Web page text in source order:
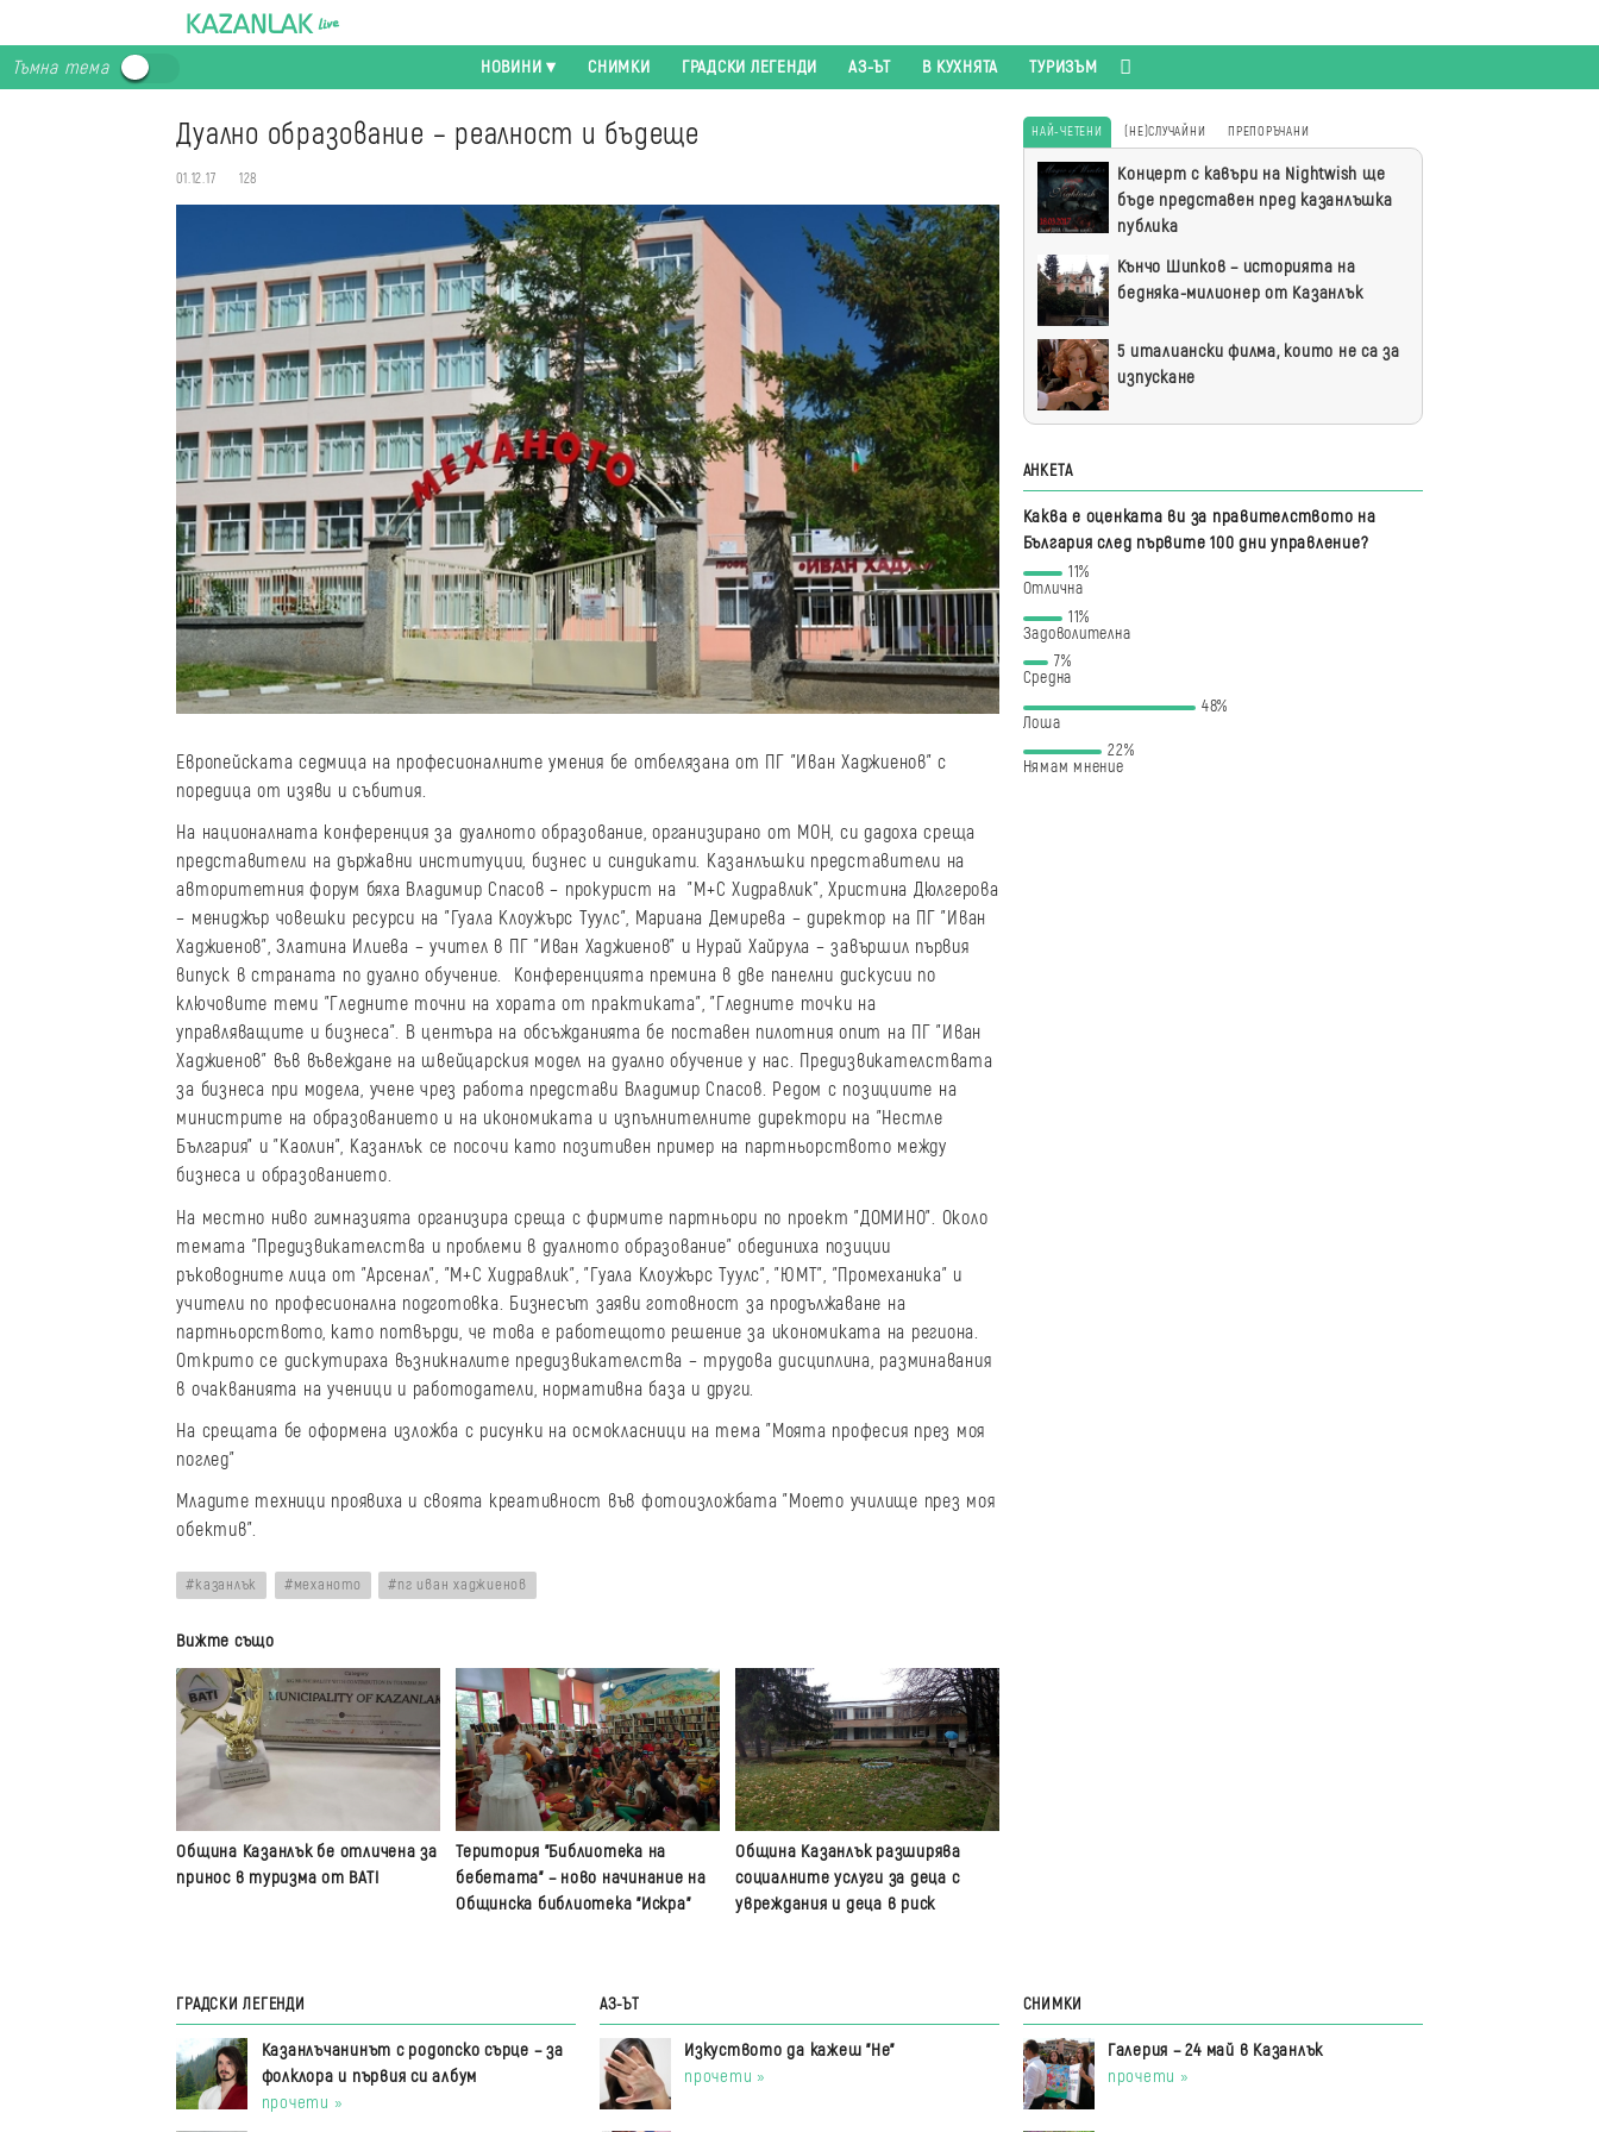
НОВИНИ СНИМКИ ГРАДСКИ ЛЕГЕНДИ АЗ-ЪТ В КУХНЯТА ТУРИЗЪМ
Тъмна тема
Дуално образование – реалност и бъдеще
01.12.17 128
Европейската седмица на професионалните умения бе отбелязана от ПГ "Иван Хаджиенов" с
поредица от изяви и събития.
На националната конференция за дуалното образование, организирано от МОН, си дадоха среща
представители на държавни институции, бизнес и синдикати. Казанлъшки представители на
авторитетния форум бяха Владимир Спасов – прокурист на "М+С Хидравлик", Христина Дюлгерова
– мениджър човешки ресурси на "Гуала Клоужърс Туулс", Мариана Демирева – директор на ПГ "Иван
Хаджиенов", Златина Илиева – учител в ПГ "Иван Хаджиенов" и Нурай Хайрула – завършил първия
випуск в страната по дуално обучение. Конференцията премина в две панелни дискусии по
ключовите теми "Гледните точни на хората от практиката", "Гледните точки на
управляващите и бизнеса". В центъра на обсъжданията бе поставен пилотния опит на ПГ "Иван
Хаджиенов" във въвеждане на швейцарския модел на дуално обучение у нас. Предизвикателствата
за бизнеса при модела, учене чрез работа представи Владимир Спасов. Редом с позициите на
министрите на образованието и на икономиката и изпълнителните директори на "Нестле
България" и "Каолин", Казанлък се посочи като позитивен пример на партньорството между
бизнеса и образованието.
На местно ниво гимназията организира среща с фирмите партньори по проект "ДОМИНО". Около
темата "Предизвикателства и проблеми в дуалното образование" обединиха позиции
ръководните лица от "Арсенал", "М+С Хидравлик", "Гуала Клоужърс Туулс", "ЮМТ", "Промеханика" и
учители по професионална подготовка. Бизнесът заяви готовност за продължаване на
партньорството, като потвърди, че това е работещото решение за икономиката на региона.
Открито се дискутираха възникналите предизвикателства – трудова дисциплина, разминавания
в очакванията на ученици и работодатели, нормативна база и други.
На срещата бе оформена изложба с рисунки на осмокласници на тема "Моята професия през моя
поглед"
Младите техници проявиха и своята креативност във фотоизложбата "Моето училище през моя
обектив".
казанлък механото пг иван хаджиенов
Вижте също
Община Казанлък бе отличена за
принос в туризма от BATI
Територия "Библиотека на
бебетата" – ново начинание на
Общинска библиотека "Искра"
Община Казанлък разширява
социалните услуги за деца с
увреждания и деца в риск
НАЙ-ЧЕТЕНИ (НЕ)СЛУЧАЙНИ ПРЕПОРЪЧАНИ
Най-
четени
Концерт с кавъри на Nightwish ще
бъде представен пред казанлъшка
публика
Кънчо Шипков – историята на
бедняка-милионер от Казанлък
5 италиански филма, които не са за
изпускане
АНКЕТА
Каква е оценката ви за правителството на
България след първите 100 дни управление?
11%
Отлична
11%
Задоволителна
7%
Средна
48%
Лоша
22%
Нямам мнение
ГРАДСКИ ЛЕГЕНДИ
Казанлъчанинът с родопско сърце – за
фолклора и първия си албум
прочети »
АЗ-ЪТ
Изкуството да кажеш "Не"
прочети »
СНИМКИ
Галерия – 24 май в Казанлък
прочети »